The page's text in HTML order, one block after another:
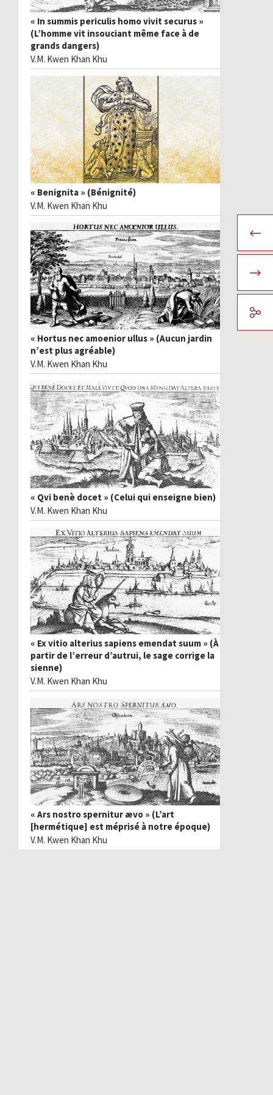
« In summis periculis homo vivit securus »
(L’homme vit insouciant même face à de
grands dangers)
V.M. Kwen Khan Khu
« Benignita » (Bénignité)
V.M. Kwen Khan Khu
« Hortus nec amoenior ullus » (Aucun jardin
n’est plus agréable)
V.M. Kwen Khan Khu
« Qvi benè docet » (Celui qui enseigne bien)
V.M. Kwen Khan Khu
« Ex vitio alterius sapiens emendat suum » (À
partir de l’erreur d’autrui, le sage corrige la
sienne)
V.M. Kwen Khan Khu
« Ars nostro spernitur ævo » (L’art
[hermétique] est méprisé à notre époque)
V.M. Kwen Khan Khu